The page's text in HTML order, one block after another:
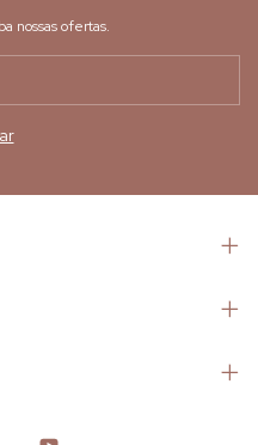
nossas ofertas.